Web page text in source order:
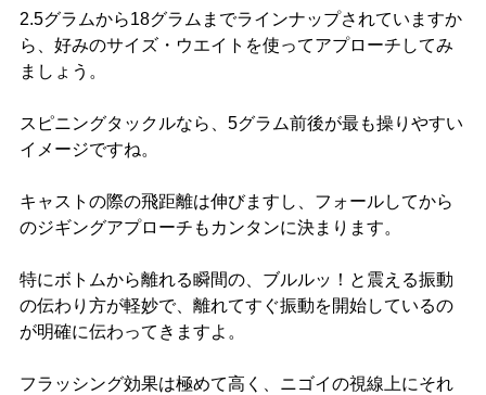
2.5グラムから18グラムまでラインナップされていますか
ら、好みのサイズ・ウエイトを使ってアプローチしてみ
ましょう。
スピニングタックルなら、5グラム前後が最も操りやすい
イメージですね。
キャストの際の飛距離は伸びますし、フォールしてから
のジギングアプローチもカンタンに決まります。
特にボトムから離れる瞬間の、ブルルッ！と震える振動
の伝わり方が軽妙で、離れてすぐ振動を開始しているの
が明確に伝わってきますよ。
フラッシング効果は極めて高く、ニゴイの視線上にそれ